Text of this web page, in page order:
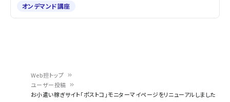
Web担トップ
ユーザー投稿
お小遣い稼ぎサイト「ポストコ」モニターマイページをリニューアルしました
オンデマンド講座